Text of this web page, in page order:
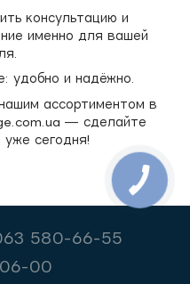
консультацию и
именно для вашей
удобно и надёжно.
ассортиментом в
— сделайте
сегодня!
580-66-55
00